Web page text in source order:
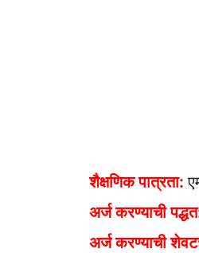
शैक्षणिक पात्रता:
अर्ज करण्याची
अर्ज करण्याची